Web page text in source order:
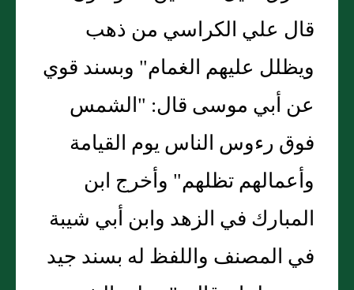
قال علي الكراسي من ذهب
ويظلل عليهم الغمام" وبسند قوي
عن أبي موسى قال: "الشمس
فوق رءوس الناس يوم القيامة
وأعمالهم تظلهم" وأخرج ابن
المبارك في الزهد وابن أبي شيبة
في المصنف واللفظ له بسند جيد